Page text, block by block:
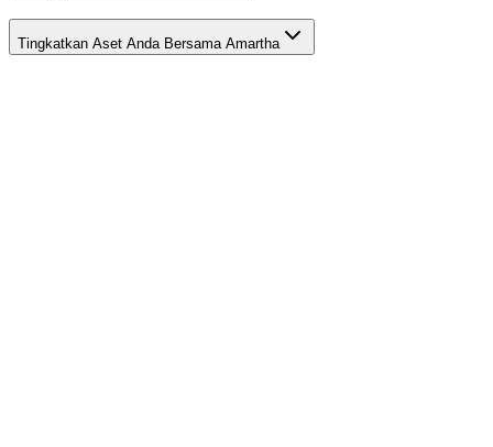
Tingkatkan Aset Anda Bersama Amartha